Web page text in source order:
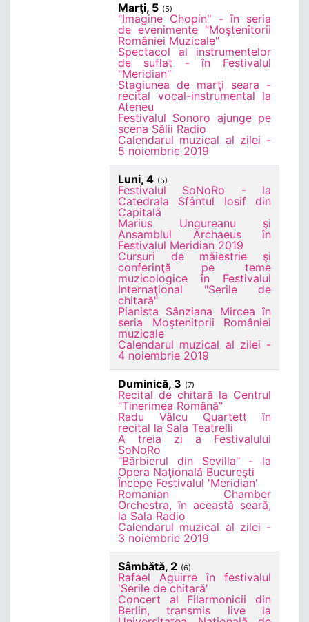
Marţi, 5 (5)
"Imagine Chopin" - în seria
de evenimente "Moştenitorii
României Muzicale"
Spectacol al instrumentelor
de suflat - în Festivalul
"Meridian"
Stagiunea de marţi seara -
recital vocal-instrumental la
Ateneu
Festivalul Sonoro ajunge pe
scena Sălii Radio
Calendarul muzical al zilei -
5 noiembrie 2019
Luni, 4 (5)
Festivalul SoNoRo - la
Catedrala Sfântul Iosif din
Capitală
Marius Ungureanu şi
Ansamblul Archaeus în
Festivalul Meridian 2019
Cursuri de măiestrie şi
conferinţă pe teme
muzicologice în Festivalul
Internaţional "Serile de
chitară"
Pianista Sânziana Mircea în
seria Moştenitorii României
muzicale
Calendarul muzical al zilei -
4 noiembrie 2019
Duminică, 3 (7)
Recital de chitară la Centrul
"Tinerimea Română"
Radu Vâlcu Quartett în
recital la Sala Teatrelli
A treia zi a Festivalului
SoNoRo
"Bărbierul din Sevilla" - la
Opera Naţională Bucureşti
Începe Festivalul 'Meridian'
Romanian Chamber
Orchestra, în această seară,
la Sala Radio
Calendarul muzical al zilei -
3 noiembrie 2019
Sâmbătă, 2 (6)
Rafael Aguirre în festivalul
'Serile de chitară'
Concert al Filarmonicii din
Berlin, transmis live la